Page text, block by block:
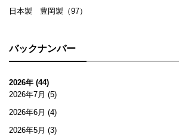
日本製 豊岡製（97）
バックナンバー
2026年 (44)
2026年7月 (5)
2026年6月 (4)
2026年5月 (3)